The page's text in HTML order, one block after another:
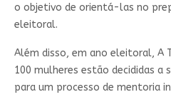
o objetivo de orientá-las no
eleitoral.
Além disso, em ano eleitoral, A
100 mulheres estão decididas a
para um processo de mentoria